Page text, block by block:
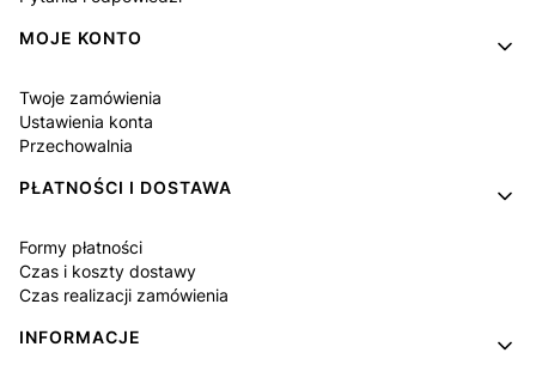
MOJE KONTO
Twoje zamówienia
Ustawienia konta
Przechowalnia
PŁATNOŚCI I DOSTAWA
Formy płatności
Czas i koszty dostawy
Czas realizacji zamówienia
INFORMACJE